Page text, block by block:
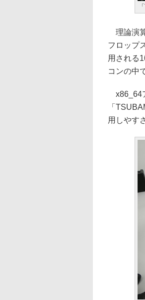
理論演
フロップ
用される
コンの中
x86_64
「
用しやす